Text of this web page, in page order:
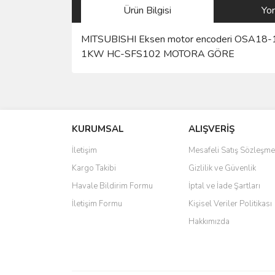
Ürün Bilgisi
MITSUBISHI Eksen motor encoderi
1KW HC-SFS102 MOTORA GÖRE
Ürün resmi kalitesiz, bozuk veya görüntülenemiyor.
Ürün açıklamasında eksik bilgiler bulunuyor.
Ürün bilgilerinde hatalar bulunuyor.
Ürün fiyatı diğer sitelerden daha pahalı.
Bu ürüne benzer farklı alternatifler olmalı.
KURUMSAL
İletişim
Kargo Takibi
Havale Bildirim Formu
İletişim Formu
ALIŞVERİŞ
Mesafeli Satış
Gizlilik ve Güvenlik
İptal ve İade Şartları
Kişisel Veriler Politikası
Hakkımızda